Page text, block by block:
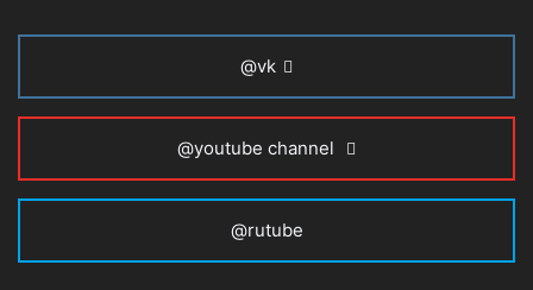
@vk
@youtube channel
@rutube